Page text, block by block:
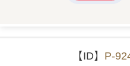
【ID】 P-